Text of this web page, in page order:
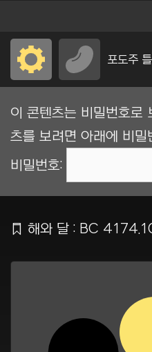
로
포도주
이 콘텐츠는 비밀번호로
츠를 보려면 아래에 비밀
비밀번호:
Ẍ 해와 달 : BC